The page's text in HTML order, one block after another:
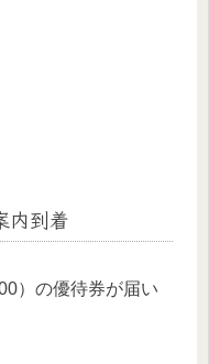
内到着
）の優待券が届い